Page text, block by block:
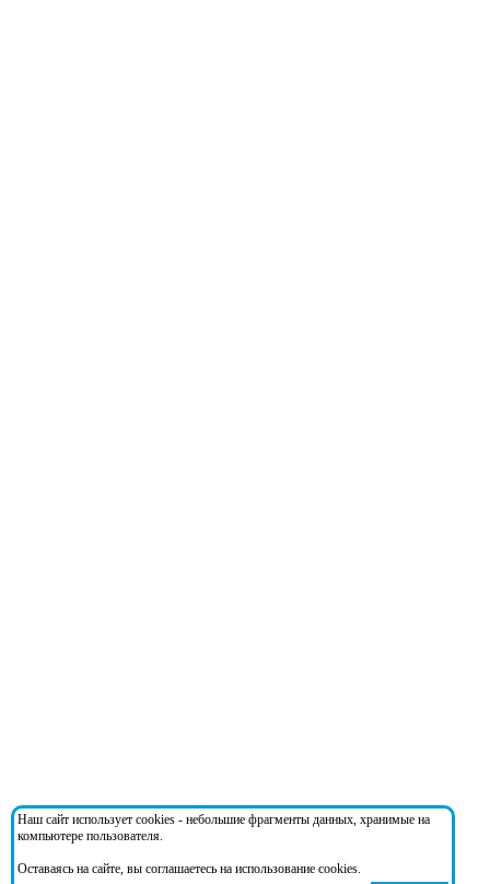
Наш сайт использует cookies - небольшие фрагменты данных, хранимые на
компьютере пользователя.
Оставаясь на сайте, вы соглашаетесь на использование cookies.